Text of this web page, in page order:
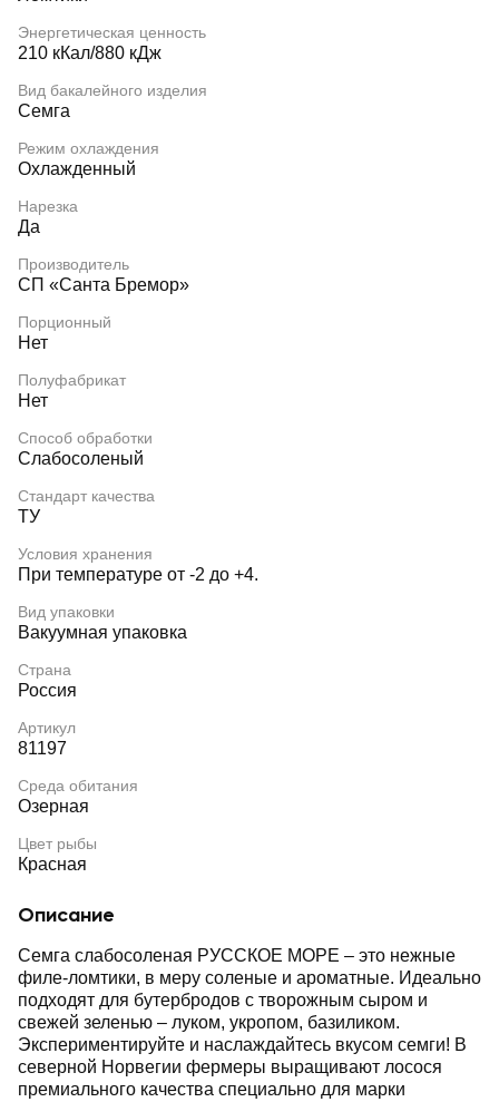
Энергетическая ценность
210 кКал/880 кДж
Вид бакалейного изделия
Семга
Режим охлаждения
Охлажденный
Нарезка
Да
Производитель
СП «Санта Бремор»
Порционный
Нет
Полуфабрикат
Нет
Способ обработки
Слабосоленый
Стандарт качества
ТУ
Условия хранения
При температуре от -2 до +4.
Вид упаковки
Вакуумная упаковка
Страна
Россия
Артикул
81197
Среда обитания
Озерная
Цвет рыбы
Красная
Описание
Семга слабосоленая РУССКОЕ МОРЕ – это нежные
филе-ломтики, в меру соленые и ароматные. Идеально
подходят для бутербродов с творожным сыром и
свежей зеленью – луком, укропом, базиликом.
Экспериментируйте и наслаждайтесь вкусом семги! В
северной Норвегии фермеры выращивают лосося
премиального качества специально для марки